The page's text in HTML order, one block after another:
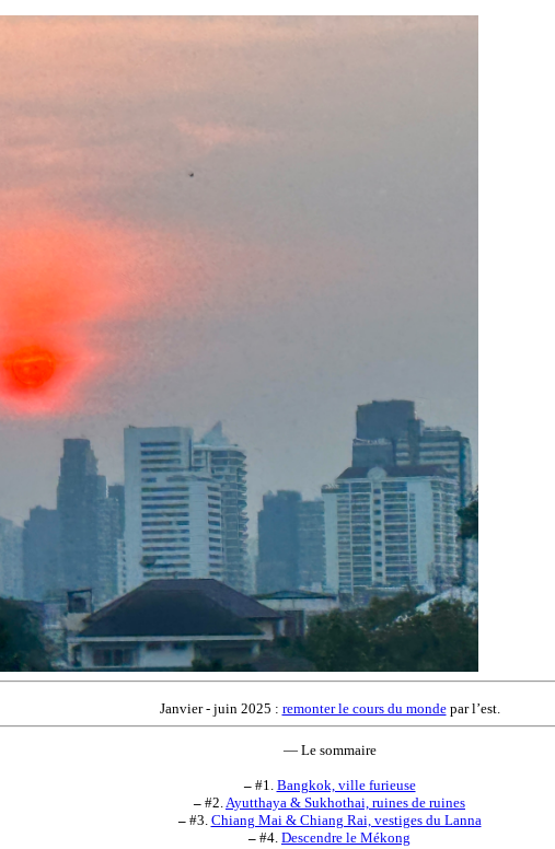
Janvier - juin 2025 : remonter le cours du mondepar l’est.
— Le sommaire
–#1. Bangkok, ville furieuse
– #2. Ayutthaya & Sukhothai, ruines de ruines
–#3. Chiang Mai & Chiang Rai, vestiges du Lanna
– #4. Descendre le Mékong